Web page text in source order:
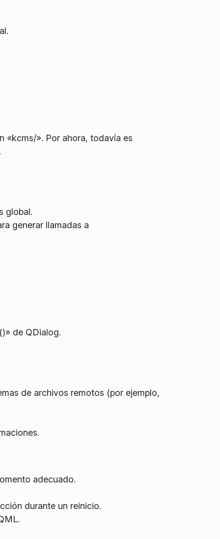
«kcms/». Por ahora, todavía es
global.
generar llamadas a
de QDialog.
de archivos remotos (por ejemplo,
adecuado.
durante un reinicio.